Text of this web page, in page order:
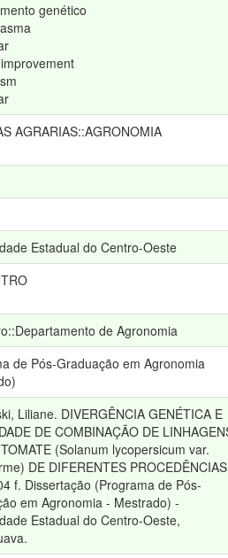
genético
AGRARIAS::AGRONOMIA
Estadual do Centro-Oeste
de Agronomia
de Pós-Graduação em Agronomia
Liliane. DIVERGÊNCIA GENÉTICA E
DE COMBINAÇÃO DE
(Solanum lycopersicum var.
DE DIFERENTES
f. Dissertação (Programa de Pós-
em Agronomia - Mestrado) -
Estadual do Centro-Oeste,